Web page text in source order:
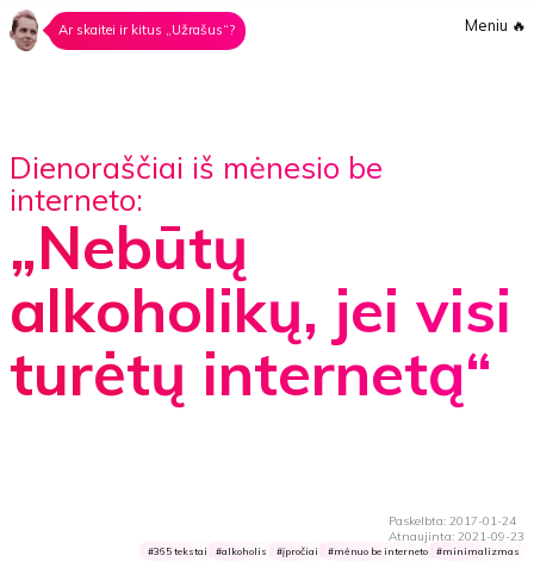
Ar skaitei ir kitus „Užrašus“? Meniu 🔥
Dienoraščiai iš mėnesio be
interneto:
„Nebūtų
alkoholikų, jei visi
turėtų internetą“
Paskelbta: 2017-01-24
Atnaujinta: 2021-09-23
365 tekstai alkoholis įpročiai mėnuo be interneto minimalizmas